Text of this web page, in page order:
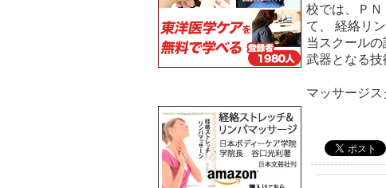
校では、Ｐ
て、 経絡リ
当スクール
武器となる技
マッサージス